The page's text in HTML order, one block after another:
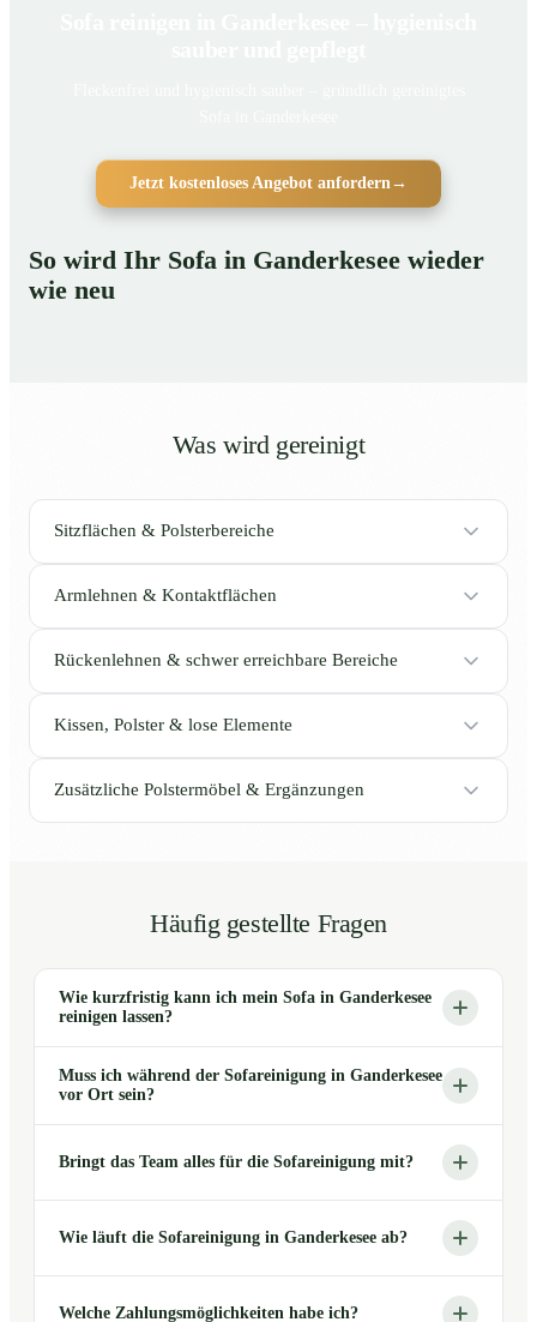
Jetzt kostenloses Angebot anfordern →
So wird Ihr Sofa in Ganderkesee wieder
wie neu
Was wird gereinigt
Sitzflächen & Polsterbereiche
Armlehnen & Kontaktflächen
Rückenlehnen & schwer erreichbare Bereiche
Kissen, Polster & lose Elemente
Zusätzliche Polstermöbel & Ergänzungen
Häufig gestellte Fragen
Wie kurzfristig kann ich mein Sofa in Ganderkesee
reinigen lassen?
Muss ich während der Sofareinigung in Ganderkesee
vor Ort sein?
Bringt das Team alles für die Sofareinigung mit?
Wie läuft die Sofareinigung in Ganderkesee ab?
Welche Zahlungsmöglichkeiten habe ich?